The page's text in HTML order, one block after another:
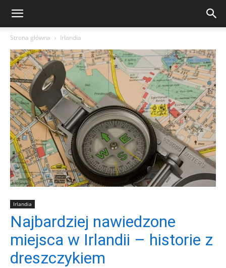
Strona główna Irlandia
Irlandia
Najbardziej nawiedzone
miejsca w Irlandii – historie z
dreszczykiem